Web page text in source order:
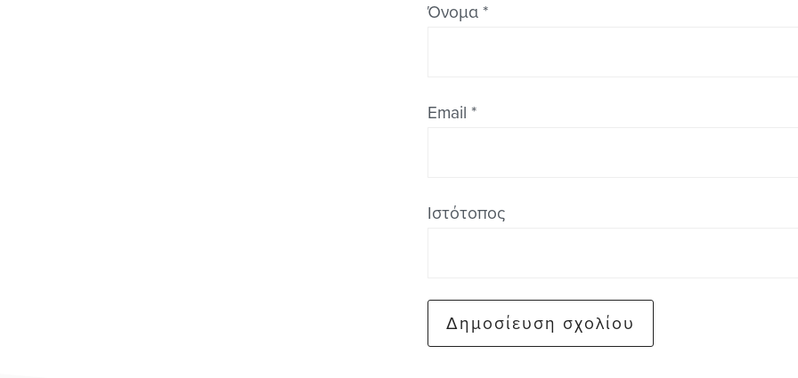
Όνομα*
Email*
Ιστότοπος